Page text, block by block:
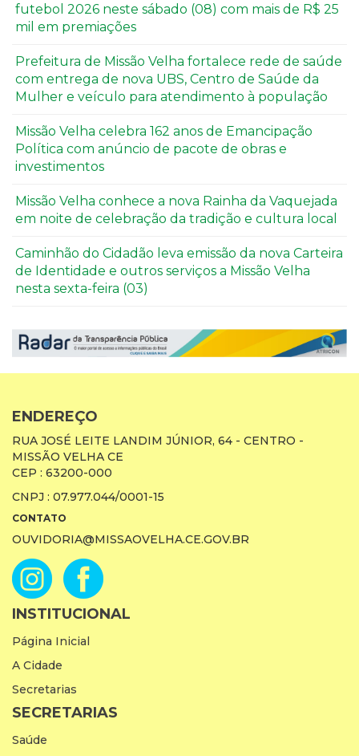
futebol 2026 neste sábado (08) com mais de R$ 25
mil em premiações
Prefeitura de Missão Velha fortalece rede de saúde
com entrega de nova UBS, Centro de Saúde da
Mulher e veículo para atendimento à população
Missão Velha celebra 162 anos de Emancipação
Política com anúncio de pacote de obras e
investimentos
Missão Velha conhece a nova Rainha da Vaquejada
em noite de celebração da tradição e cultura local
Caminhão do Cidadão leva emissão da nova Carteira
de Identidade e outros serviços a Missão Velha
nesta sexta-feira (03)
ENDEREÇO
RUA JOSÉ LEITE LANDIM JÚNIOR, 64 - CENTRO -
MISSÃO VELHA CE
CEP : 63200-000
CNPJ : 07.977.044/0001-15
CONTATO
OUVIDORIA@MISSAOVELHA.CE.GOV.BR
INSTITUCIONAL
Página Inicial
A Cidade
Secretarias
SECRETARIAS
Saúde